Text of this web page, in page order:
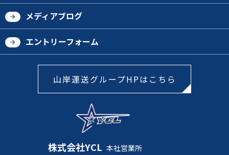
メディアブログ
エントリーフォーム
山岸運送グループHPはこちら
株式会社YCL 本社営業所